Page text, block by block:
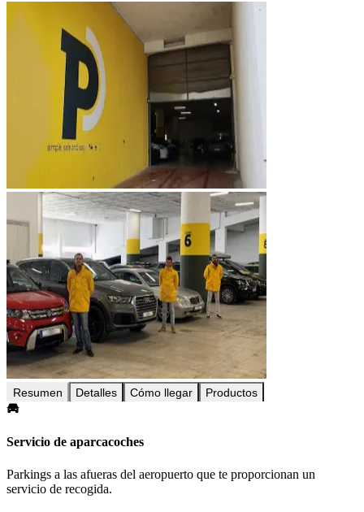
Resumen Detalles Cómo llegar Productos
Servicio de aparcacoches
Parkings a las afueras del aeropuerto que te proporcionan un
servicio de recogida.